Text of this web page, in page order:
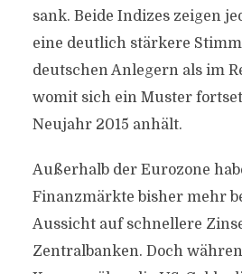
sank. Beide Indizes zeigen
eine deutlich stärkere
deutschen Anlegern als im
womit sich ein Muster
Neujahr 2015 anhält.
Außerhalb der Eurozone
Finanzmärkte bisher mehr
Aussicht auf schnellere
Zentralbanken. Doch